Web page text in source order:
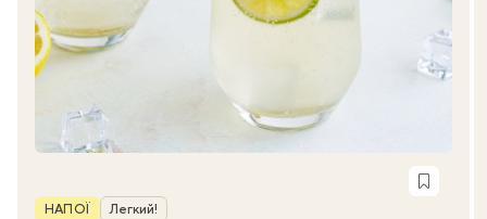
Рубрика
НАПОЇ Легкий!